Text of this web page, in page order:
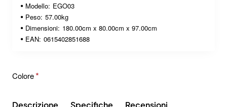
Modello: EGO03
Peso: 57.00kg
Dimensioni: 180.00cm x 80.00cm x 97.00cm
EAN: 0615402851688
Colore
Descrizione Specifiche Recensioni